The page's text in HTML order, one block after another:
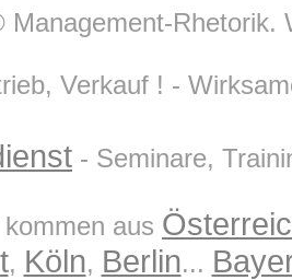
Verkauf ! -
- Seminare,
aus
, Köln, Berlin...